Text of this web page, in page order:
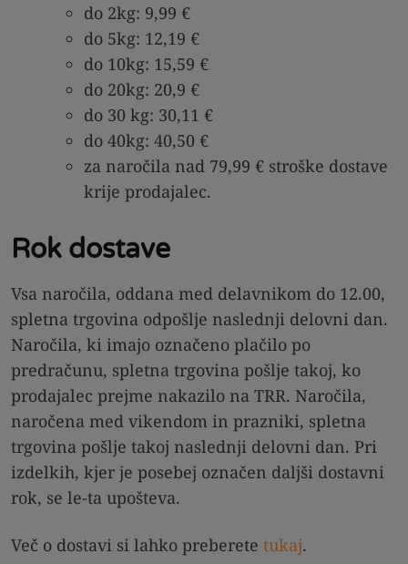
do 2kg: 9,99 €
do 5kg: 12,19 €
do 10kg: 15,59 €
do 20kg: 20,9 €
do 30 kg: 30,11 €
do 40kg: 40,50 €
za naročila nad 79,99 € stroške dostave
krije prodajalec.
Rok dostave
Vsa naročila, oddana med delavnikom do 12.00,
spletna trgovina odpošlje naslednji delovni dan.
Naročila, ki imajo označeno plačilo po
predračunu, spletna trgovina pošlje takoj, ko
prodajalec prejme nakazilo na TRR. Naročila,
naročena med vikendom in prazniki, spletna
trgovina pošlje takoj naslednji delovni dan. Pri
izdelkih, kjer je posebej označen daljši dostavni
rok, se le-ta upošteva.
Več o dostavi si lahko preberete tukaj.